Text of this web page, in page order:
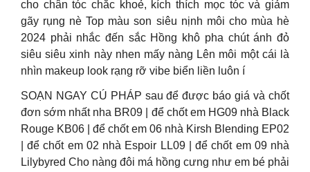
cho chân tóc chắc khoẻ, kích thích mọc tóc và giảm
gãy rụng nè Top màu son siêu nịnh môi cho mùa hè
2024 phải nhắc đến sắc Hồng khô pha chút ánh đỏ
siêu siêu xinh này nhen mấy nàng Lên môi một cái là
nhìn makeup look rạng rỡ vibe biển liền luôn í
SOẠN NGAY CÚ PHÁP sau để được báo giá và chốt
đơn sớm nhất nha BR09 | để chốt em HG09 nhà Black
Rouge KB06 | để chốt em 06 nhà Kirsh Blending EP02
| để chốt em 02 nhà Espoir LL09 | để chốt em 09 nhà
Lilybyred Cho nàng đôi má hồng cưng như em bé phải